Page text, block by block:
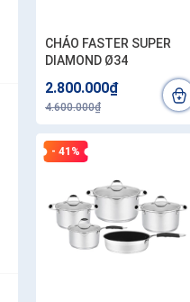
CHẢO FASTER SUPER
DIAMOND Ø34
2.800.000₫
4.600.000₫
- 41%